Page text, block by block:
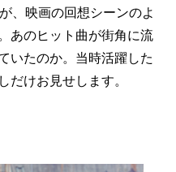
、映画の回想シーンのよ
あのヒット曲が街角に流
いたのか。当時活躍した
だけお見せします。